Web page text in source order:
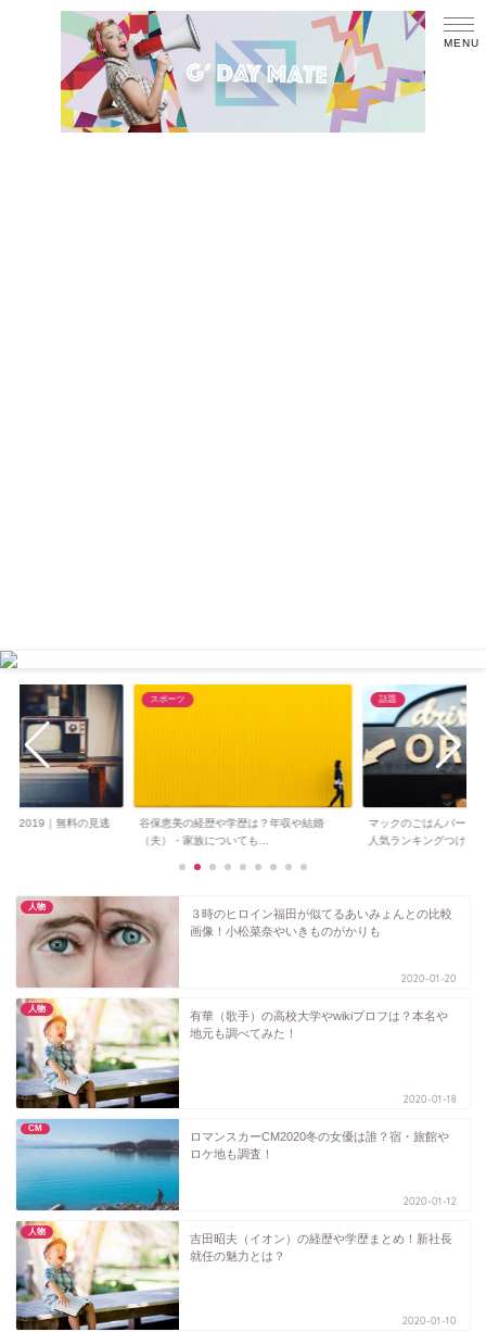
作2019｜無料の見逃
スポーツ
谷保恵美の経歴や学歴は？年収や結婚
（夫）・家族についても...
話題
マックのごはんバーガ
人気ランキングつけ...
人物
３時のヒロイン福田が似てるあいみょんとの比較
画像！小松菜奈やいきものがかりも
2020-01-20
人物
有華（歌手）の高校大学やwikiプロフは？本名や
地元も調べてみた！
2020-01-18
CM
ロマンスカーCM2020冬の女優は誰？宿・旅館や
ロケ地も調査！
2020-01-12
人物
吉田昭夫（イオン）の経歴や学歴まとめ！新社長
就任の魅力とは？
2020-01-10